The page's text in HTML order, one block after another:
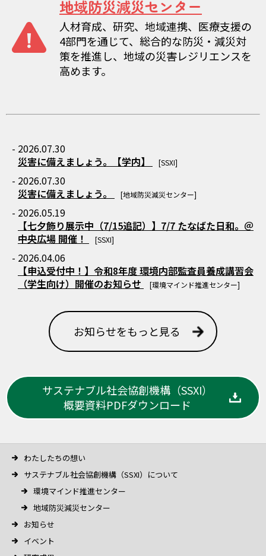
地域防災減災センター
人材育成、研究、地域連携、医療支援の
4部門を通じて、総合的な防災・減災対
策を推進し、地域の災害レジリエンスを
高めます。
- 2026.07.30
災害に備えましょう。【学内】
[SSXI]
- 2026.07.30
災害に備えましょう。
[地域防災減災センター]
- 2026.05.19
【七夕飾り展示中（7/15追記）】7/7 たなばた日和。＠
中央広場 開催！
[SSXI]
- 2026.04.06
【申込受付中！】令和8年度 環境内部監査員養成講習会
（学生向け）開催のお知らせ
[環境マインド推進センター]
お知らせをもっと見る
サステナブル社会協創機構（SSXI）
概要資料PDFダウンロード
わたしたちの想い
サステナブル社会協創機構（SSXI）について
環境マインド推進センター
地域防災減災センター
お知らせ
イベント